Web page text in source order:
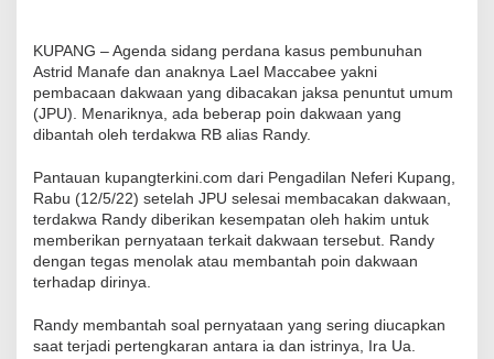
KUPANG – Agenda sidang perdana kasus pembunuhan
Astrid Manafe dan anaknya Lael Maccabee yakni
pembacaan dakwaan yang dibacakan jaksa penuntut umum
(JPU). Menariknya, ada beberap poin dakwaan yang
dibantah oleh terdakwa RB alias Randy.
Pantauan kupangterkini.com dari Pengadilan Neferi Kupang,
Rabu (12/5/22) setelah JPU selesai membacakan dakwaan,
terdakwa Randy diberikan kesempatan oleh hakim untuk
memberikan pernyataan terkait dakwaan tersebut. Randy
dengan tegas menolak atau membantah poin dakwaan
terhadap dirinya.
Randy membantah soal pernyataan yang sering diucapkan
saat terjadi pertengkaran antara ia dan istrinya, Ira Ua.